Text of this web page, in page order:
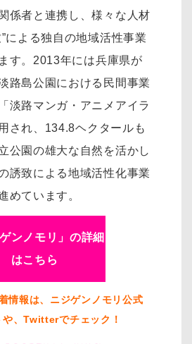
係者と連携し、様々な人材
による独自の地域活性事業
す。2013年には兵庫県が
路島公園における民間事業
淡路マンガ・アニメアイラ
され、134.8ヘクタールも
公園の雄大な自然を活かし
誘致による地域活性化事業
めています。
ゲンノモリ」の詳細
はこちら
情報は、ニジゲンノモリ公式
、Twitterでチェック！